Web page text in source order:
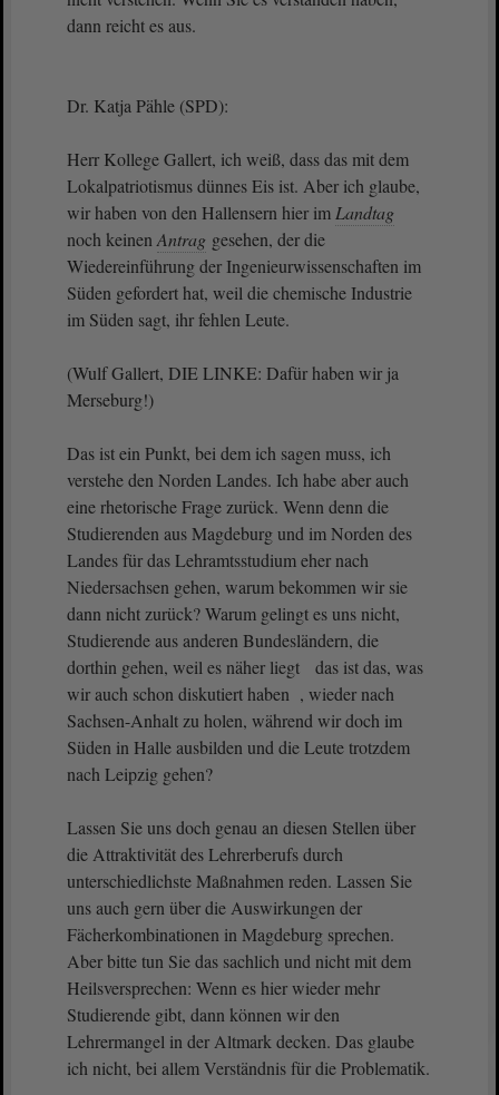
dann reicht es aus.
Dr. Katja Pähle (SPD):
Herr Kollege Gallert, ich weiß, dass das mit dem
Lokalpatriotismus dünnes Eis ist. Aber ich glaube,
wir haben von den Hallensern hier im Landtag
noch keinen Antrag gesehen, der die
Wiedereinführung der Ingenieurwissenschaften im
Süden gefordert hat, weil die chemische Industrie
im Süden sagt, ihr fehlen Leute.
(Wulf Gallert, DIE LINKE: Dafür haben wir ja
Merseburg!)
Das ist ein Punkt, bei dem ich sagen muss, ich
verstehe den Norden Landes. Ich habe aber auch
eine rhetorische Frage zurück. Wenn denn die
Studierenden aus Magdeburg und im Norden des
Landes für das Lehramtsstudium eher nach
Niedersachsen gehen, warum bekommen wir sie
dann nicht zurück? Warum gelingt es uns nicht,
Studierende aus anderen Bundesländern, die
dorthin gehen, weil es näher liegt das ist das, was
wir auch schon diskutiert haben , wieder nach
Sachsen-Anhalt zu holen, während wir doch im
Süden in Halle ausbilden und die Leute trotzdem
nach Leipzig gehen?
Lassen Sie uns doch genau an diesen Stellen über
die Attraktivität des Lehrerberufs durch
unterschiedlichste Maßnahmen reden. Lassen Sie
uns auch gern über die Auswirkungen der
Fächerkombinationen in Magdeburg sprechen.
Aber bitte tun Sie das sachlich und nicht mit dem
Heilsversprechen: Wenn es hier wieder mehr
Studierende gibt, dann können wir den
Lehrermangel in der Altmark decken. Das glaube
ich nicht, bei allem Verständnis für die Problematik.